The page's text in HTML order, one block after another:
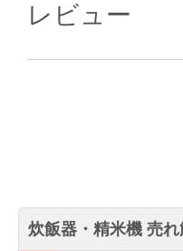
レビュー
炊飯器・精米機 売